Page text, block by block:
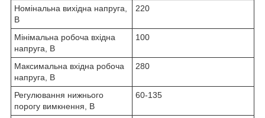
Номінальна вихідна напруга,
В
220
Мінімальна робоча вхідна
напруга, В
100
Максимальна вхідна робоча
напруга, В
280
Регулювання нижнього
порогу вимкнення, В
60-135